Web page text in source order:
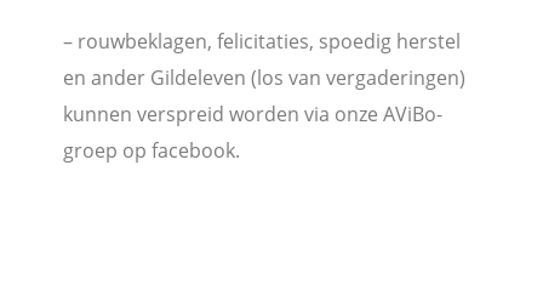
– rouwbeklagen, felicitaties, spoedig herstel
en ander Gildeleven (los van vergaderingen)
kunnen verspreid worden via onze AViBo-
groep op facebook.